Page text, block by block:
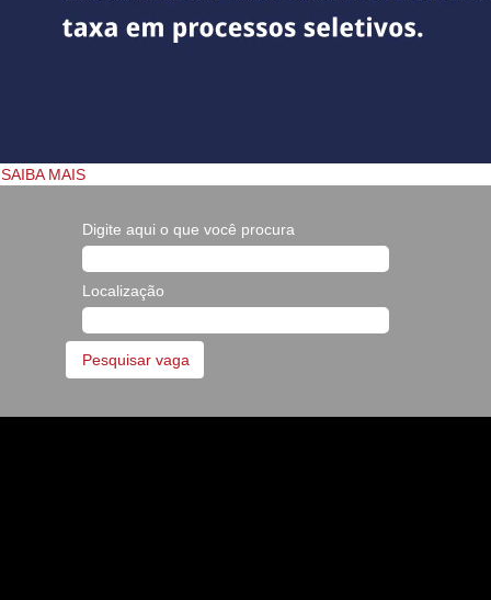
SAIBA MAIS
Digite aqui o que você procura
Localização